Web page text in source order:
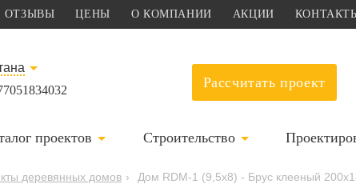
ОТЗЫВЫ ЦЕНЫ О КОМПАНИИ АКЦИИ
Рассчитать проект
проектов Строительство
деревянных домов › Дом RDM-1 (9,5x8) - Брус клееный